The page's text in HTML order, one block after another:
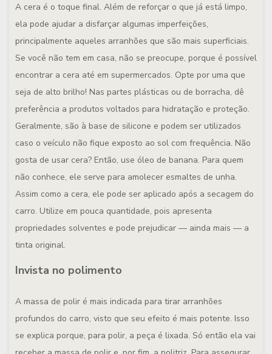
A cera é o toque final. Além de reforçar o que já está limpo,
ela pode ajudar a disfarçar algumas imperfeições,
principalmente aqueles arranhões que são mais superficiais.
Se você não tem em casa, não se preocupe, porque é possível
encontrar a cera até em supermercados. Opte por uma que
seja de alto brilho! Nas partes plásticas ou de borracha, dê
preferência a produtos voltados para hidratação e proteção.
Geralmente, são à base de silicone e podem ser utilizados
caso o veículo não fique exposto ao sol com frequência. Não
gosta de usar cera? Então, use óleo de banana. Para quem
não conhece, ele serve para amolecer esmaltes de unha.
Assim como a cera, ele pode ser aplicado após a secagem do
carro. Utilize em pouca quantidade, pois apresenta
propriedades solventes e pode prejudicar — ainda mais — a
tinta original.
Invista no polimento
A massa de polir é mais indicada para tirar arranhões
profundos do carro, visto que seu efeito é mais potente. Isso
se explica porque, para polir, a peça é lixada. Só então ela vai